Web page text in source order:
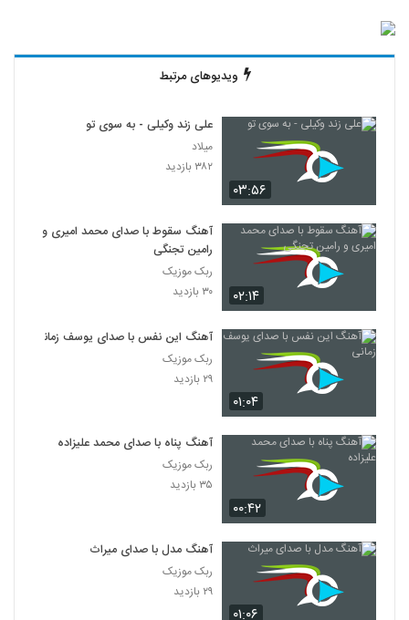
ویدیوهای مرتبط
۰۳:۵۶
علی زند وکیلی - به سوی تو
میلاد
۳۸۲ بازدید
۰۲:۱۴
آهنگ سقوط با صدای محمد امیری و
رامین تجنگی
ربک موزیک
۳۰ بازدید
۰۱:۰۴
آهنگ این نفس با صدای یوسف زمانی
ربک موزیک
۲۹ بازدید
۰۰:۴۲
آهنگ پناه با صدای محمد علیزاده
ربک موزیک
۳۵ بازدید
۰۱:۰۶
آهنگ مدل با صدای میراث
ربک موزیک
۲۹ بازدید